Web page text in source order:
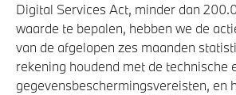
Digital Services Act, minder dan
waarde te bepalen, hebben we de
van de afgelopen zes maanden
rekening houdend met de technische
gegevensbeschermingsvereisten, en